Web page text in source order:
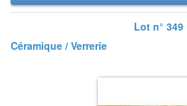
Lot n° 349
Céramique / Verrerie